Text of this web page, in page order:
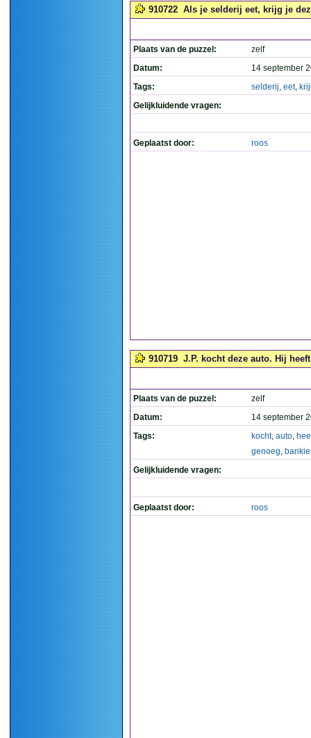
910722 Als je selderij eet, krijg je
Plaats van de puzzel:
zelf
Datum:
14 september
Tags:
selderij, eet,
Gelijkluidende vragen:
Geplaatst door: roos
910719 J.P. kocht deze auto. Hij
Plaats van de puzzel:
zelf
Datum:
14 september
Tags:
kocht, auto,
genoeg,
Gelijkluidende vragen:
Geplaatst door: roos